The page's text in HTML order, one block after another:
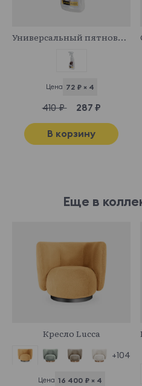
Универсальный пятновыводитель
Цена 72 ₽ × 4
410 ₽ 287 ₽
В корзину
Еще в
Кресло Lucca
+104
Цена 16 400 ₽ × 4